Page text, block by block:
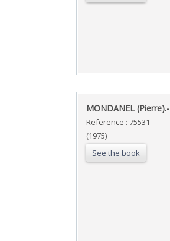
‎MONDANEL (Pierre).-‎
Reference : 75531
(1975)
See the book